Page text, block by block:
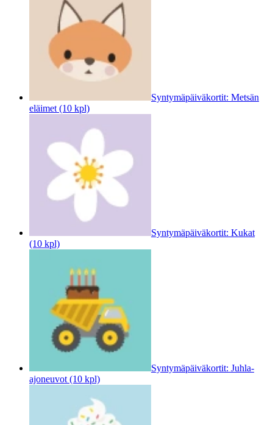
Syntymäpäiväkortit: Metsän
eläimet (10 kpl)
Syntymäpäiväkortit: Kukat
(10 kpl)
Syntymäpäiväkortit: Juhla-
ajoneuvot (10 kpl)